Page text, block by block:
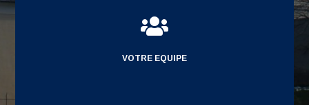

VOTRE EQUIPE